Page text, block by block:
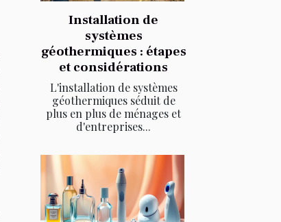
Installation de
systèmes
géothermiques : étapes
et considérations
L'installation de systèmes
géothermiques séduit de
plus en plus de ménages et
d'entreprises...